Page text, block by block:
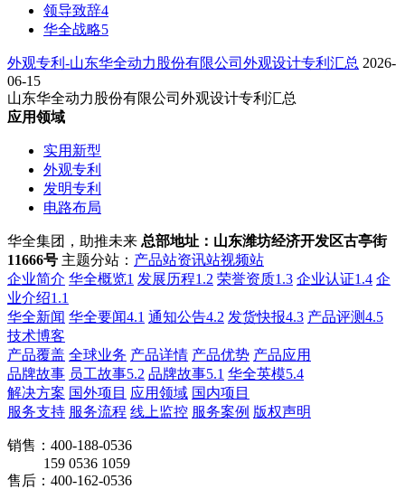
领导致辞4
华全战略5
外观专利-山东华全动力股份有限公司外观设计专利汇总 2026-
06-15
山东华全动力股份有限公司外观设计专利汇总
应用领域
实用新型
外观专利
发明专利
电路布局
华全集团，助推未来 总部地址：山东潍坊经济开发区古亭街
11666号 主题分站： 产品站资讯站视频站
企业简介 华全概览1 发展历程1.2 荣誉资质1.3 企业认证1.4 企
业介绍1.1
华全新闻 华全要闻4.1 通知公告4.2 发货快报4.3 产品评测4.5
技术博客
产品覆盖 全球业务 产品详情 产品优势 产品应用
品牌故事 员工故事5.2 品牌故事5.1 华全英模5.4
解决方案 国外项目 应用领域 国内项目
服务支持 服务流程 线上监控 服务案例 版权声明
销售：400-188-0536
159 0536 1059
售后：400-162-0536